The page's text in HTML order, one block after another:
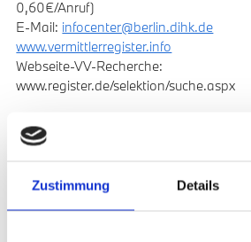
Zustimmung Details
0,60€/Anruf)
E-Mail: infocenter@berlin.dihk.de
www.vermittlerregister.info
Webseite-VV-Recherche:
www.register.de/selektion/suche.aspx
Industrie- und Handelskammer Stuttgart
70174 Stuttgart
Telefon: 0711 2005-0
Fax: 0711 2005-1354